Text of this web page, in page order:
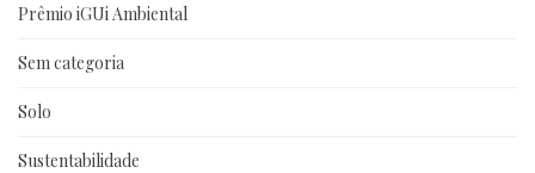
Prêmio iGUi Ambiental
Sem categoria
Solo
Sustentabilidade